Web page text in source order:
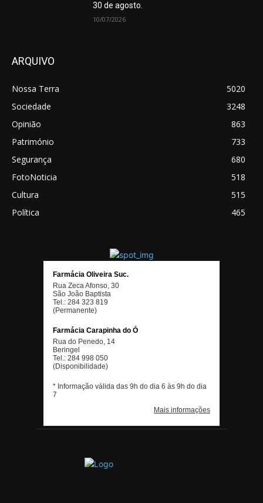
30 de agosto.
10/07/2026
ARQUIVO
Nossa Terra
5020
Sociedade
3248
Opinião
863
Património
733
Segurança
680
FotoNoticia
518
Cultura
515
Política
465